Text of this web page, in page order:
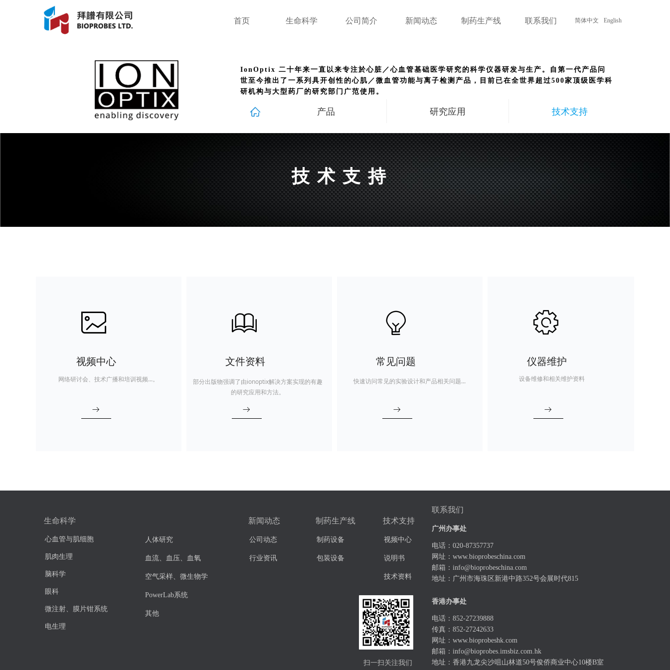
首页 生命科学 公司简介 新闻动态 制药生产线 联系我们 简体中文 English
产品 研究应用 技术支持
IonOptix 二十年来一直以来专注於心脏／心血管基础医学研究的科学仪器研发与生产。自第一代产品问
世至今推出了一系列具开创性的心肌／微血管功能与离子检测产品，目前已在全世界超过500家顶级医学科
研机构与大型药厂的研究部门广范使用。
ꀇ
技术支持
网络研讨会、技术广播和培训视频...。
视频中心
ꁹ
ꂈ
部分出版物强调了由ionoptix解决方案实现的有趣
的研究应用和方法。
文件资料
ꁹ
ꁡ
快速访问常见的实验设计和产品相关问题...
常见问题
ꁹ
ꁙ
设备维修和相关维护资料
ꂉ
ꁹ
仪器维护
生命科学
心血管与肌细胞
肌肉生理
脑科学
眼科
微注射、膜片钳系统
电生理
人体研究
血流、血压、血氧
空气采样、微生物学
PowerLab系统
其他
制药生产线
制药设备
包装设备
技术支持
视频中心
说明书
技术资料
新闻动态
公司动态
行业资讯
联系我们
扫一扫关注我们
广州办事处
电话：020-87357737
网址： www.bioprobeschina.com
邮箱： info@bioprobeschina.com
地址：广州市海珠区新港中路352号会展时代815
香港办事处
电话：852-27239888
传真：852-27242633
网址： www.bioprobeshk.com
邮箱： info@bioprobes.imsbiz.com.hk
地址：香港九龙尖沙咀山林道50号俊侨商业中心10楼B室